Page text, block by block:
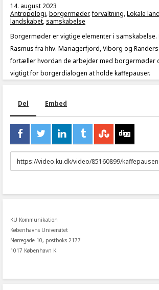
14. august 2023
Antropologi,borgermøder,forvaltning,Lokale
landskabet, samskabelse
Borgermøder er vigtige elementer i samskabelse.
Rasmus fra hhv. Mariagerfjord, Viborg og
fortæller hvordan de arbejder med borgermøder
vigtigt for borgerdialogen at holde kaffepauser.
Del Embed
URL
to
KU Kommunikation
Københavns Universitet
Nørregade 10, postboks 2177
1017 København K